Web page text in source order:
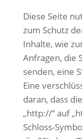
Diese Seite
zum Schutz
Inhalte, wie
Anfragen, die
senden, eine
Eine
daran, dass
„http://“ auf
Schloss-